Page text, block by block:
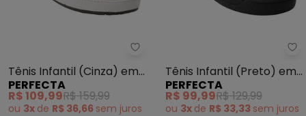
Perfecta - Tênis Infantil
Tênis Infantil (Cinza) em
Sintético
PERFECTA
R$ 109,99R$ 159,99
ou 3x de R$ 36,66 sem juros
Tênis Infantil (Preto) em
Sintético
PERFECTA
R$ 99,99R$ 129,99
ou 3x de R$ 33,33 sem juros